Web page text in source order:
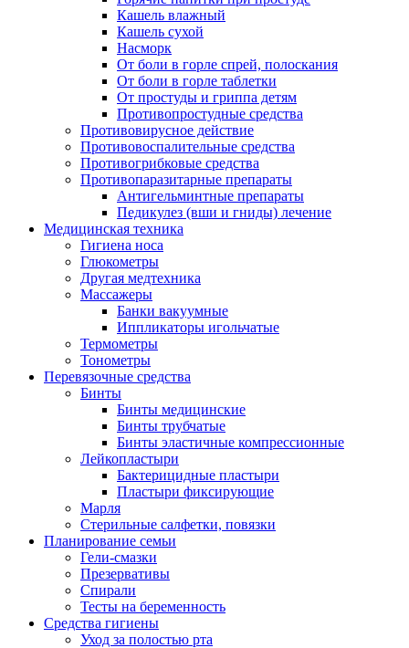
Кашель влажный
Кашель сухой
Насморк
От боли в горле спрей, полоскания
От боли в горле таблетки
От простуды и гриппа детям
Противопростудные средства
Противовирусное действие
Противовоспалительные средства
Противогрибковые средства
Противопаразитарные препараты
Антигельминтные препараты
Педикулез (вши и гниды) лечение
Медицинская техника
Гигиена носа
Глюкометры
Другая медтехника
Массажеры
Банки вакуумные
Иппликаторы игольчатые
Термометры
Тонометры
Перевязочные средства
Бинты
Бинты медицинские
Бинты трубчатые
Бинты эластичные компрессионные
Лейкопластыри
Бактерицидные пластыри
Пластыри фиксирующие
Марля
Стерильные салфетки, повязки
Планирование семьи
Гели-смазки
Презервативы
Спирали
Тесты на беременность
Средства гигиены
Уход за полостью рта